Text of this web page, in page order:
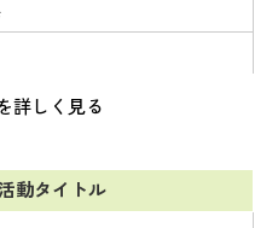
詳しく見る
動タイトル